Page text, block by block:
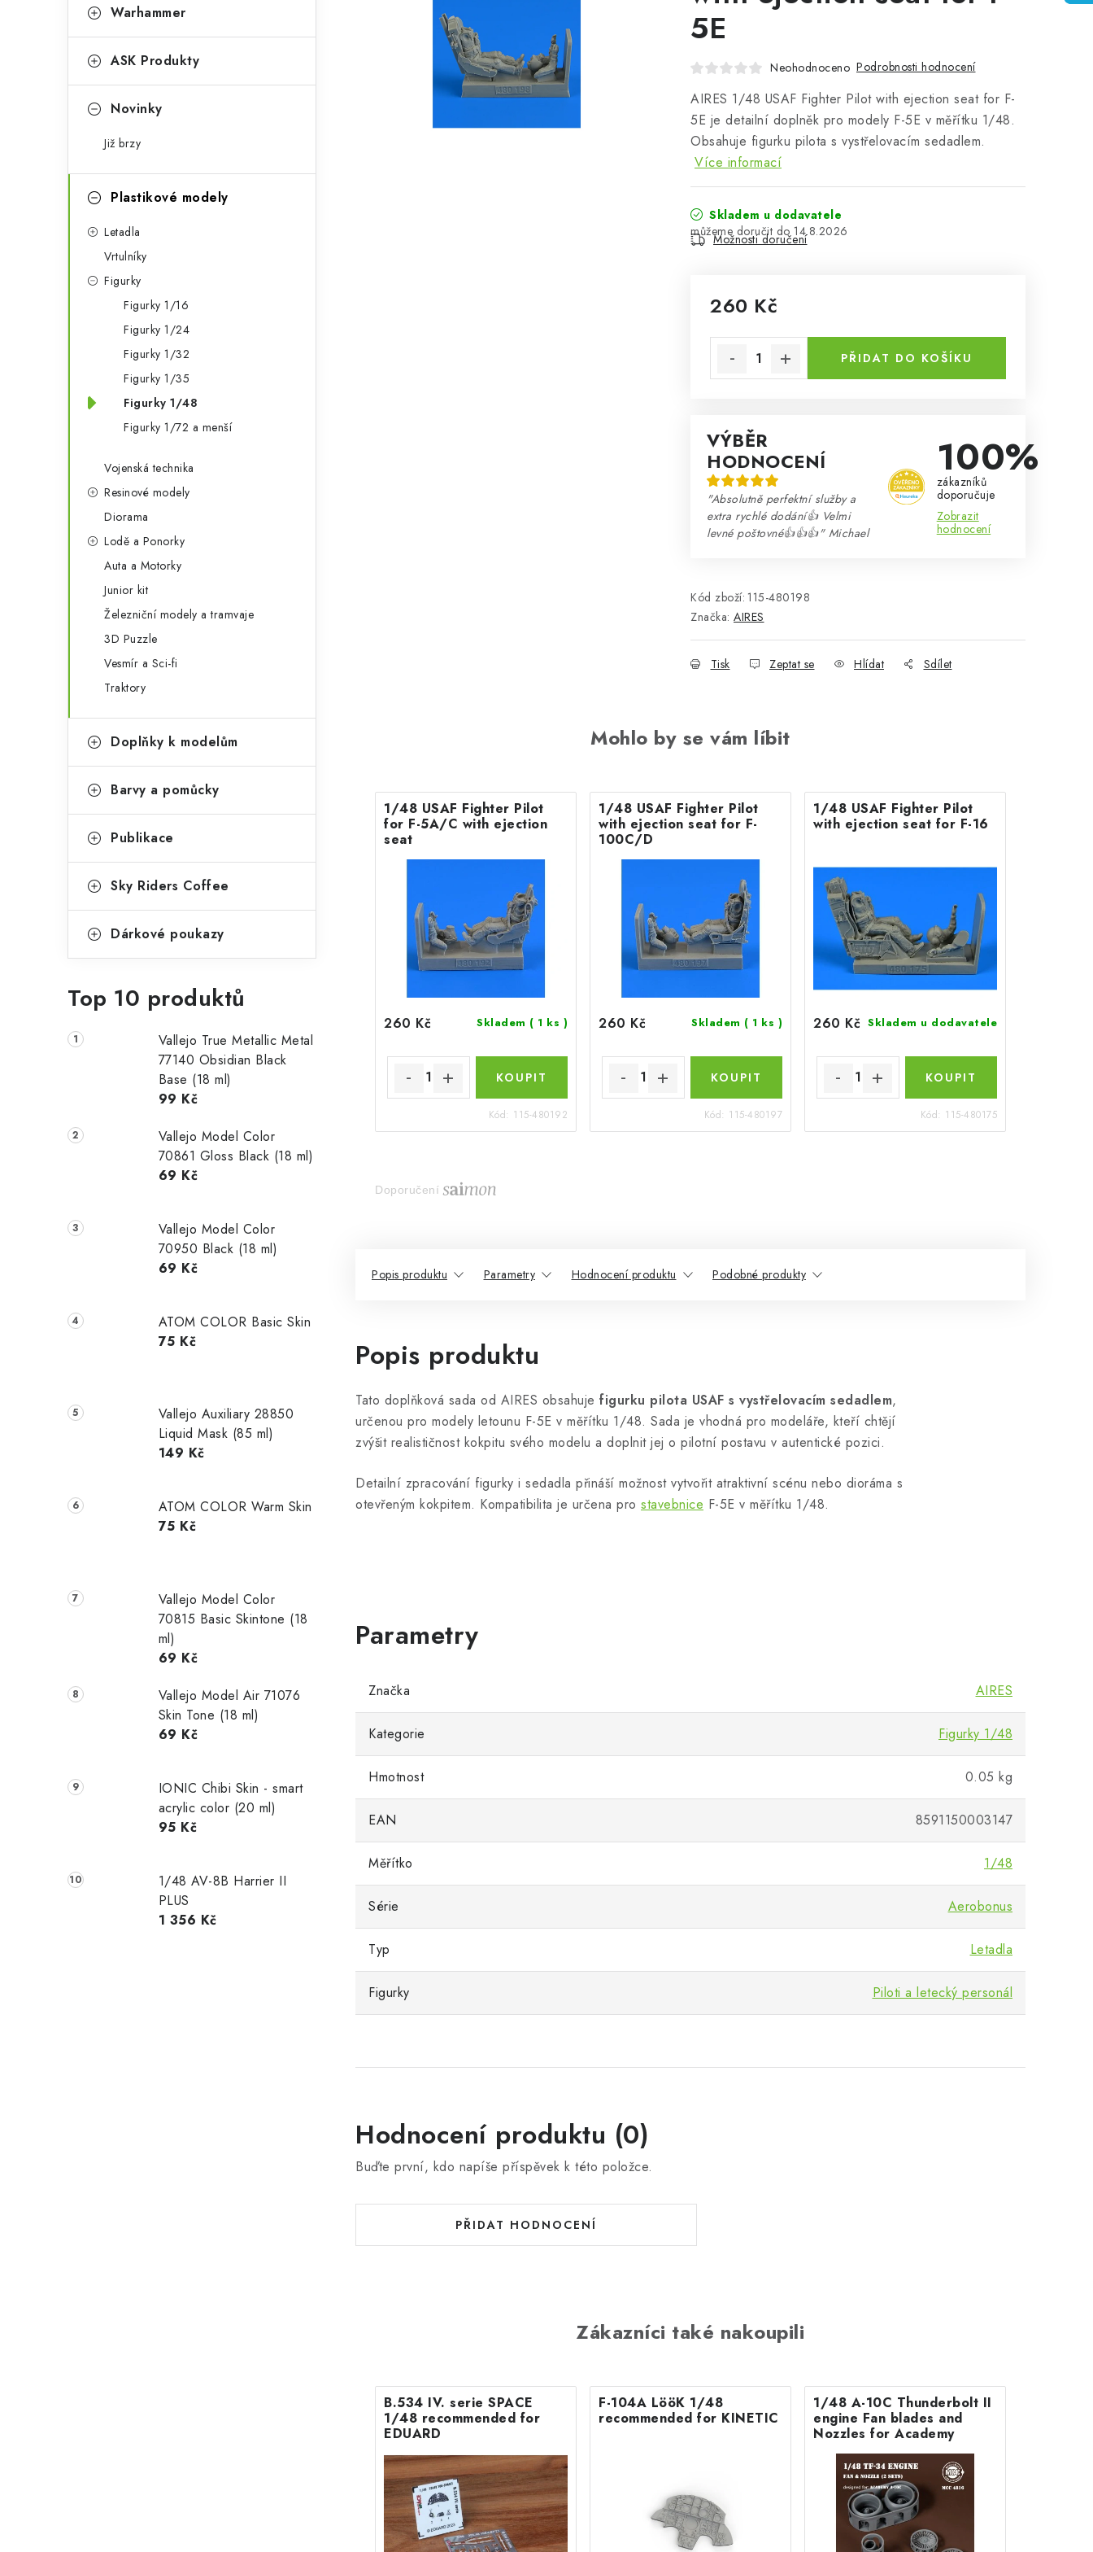
t
r
n
e
o
e
Warhammer
ASK Produkty
Novinky
Již brzy
Plastikové modely
Letadla
Vrtulníky
Figurky
Figurky 1/16
Figurky 1/24
Figurky 1/32
Figurky 1/35
Figurky 1/48
Figurky 1/72 a menší
Vojenská technika
Resinové modely
Diorama
Lodě a Ponorky
Auta a Motorky
Junior kit
Železniční modely a tramvaje
3D Puzzle
Vesmír a Sci-fi
Traktory
Doplňky k modelům
Barvy a pomůcky
Publikace
Sky Riders Coffee
Dárkové poukazy
Top 10 produktů
Vallejo True Metallic Metal
77140 Obsidian Black
Base (18 ml)
99 Kč
Vallejo Model Color
70861 Gloss Black (18 ml)
69 Kč
Vallejo Model Color
70950 Black (18 ml)
69 Kč
ATOM COLOR Basic Skin
75 Kč
Vallejo Auxiliary 28850
Liquid Mask (85 ml)
149 Kč
ATOM COLOR Warm Skin
75 Kč
Vallejo Model Color
70815 Basic Skintone (18
ml)
69 Kč
Vallejo Model Air 71076
Skin Tone (18 ml)
69 Kč
IONIC Chibi Skin - smart
acrylic color (20 ml)
95 Kč
1/48 AV-8B Harrier II
PLUS
1 356 Kč
5E
Neohodnoceno Podrobnosti hodnocení
AIRES 1/48 USAF Fighter Pilot with ejection seat for F-
5E je detailní doplněk pro modely F-5E v měřítku 1/48.
Obsahuje figurku pilota s vystřelovacím sedadlem.
Více informací
Skladem u dodavatele
14.8.2026
Možnosti doručení
260 Kč
PŘIDAT DO KOŠÍKU
VÝBĚR
HODNOCENÍ
"Absolutně perfektní služby a
extra rychlé dodání👍 Velmi
levné poštovné👍👍👍" Michael
100%
zákazníků
doporučuje
Zobrazit
hodnocení
Kód zboží: 115-480198
Značka: AIRES
Tisk Zeptat se Hlídat Sdílet
Mohlo by se vám líbit
1/48 USAF Fighter Pilot
for F-5A/C with ejection
seat
260 Kč Skladem ( 1 ks )
Kód: 115-480192
1/48 USAF Fighter Pilot
with ejection seat for F-
100C/D
260 Kč Skladem ( 1 ks )
Kód: 115-480197
1/48 USAF Fighter Pilot
with ejection seat for F-16
260 Kč Skladem u dodavatele
Kód: 115-480175
Doporučení
Popis produktu Parametry Hodnocení produktu Podobné produkty
Popis produktu
Tato doplňková sada od AIRES obsahuje figurku pilota USAF s vystřelovacím sedadlem,
určenou pro modely letounu F-5E v měřítku 1/48. Sada je vhodná pro modeláře, kteří chtějí
zvýšit realističnost kokpitu svého modelu a doplnit jej o pilotní postavu v autentické pozici.
Detailní zpracování figurky i sedadla přináší možnost vytvořit atraktivní scénu nebo dioráma s
otevřeným kokpitem. Kompatibilita je určena pro stavebnice F-5E v měřítku 1/48.
Značka AIRES
Kategorie Figurky 1/48
Hmotnost 0.05 kg
EAN 8591150003147
Měřítko 1/48
Série Aerobonus
Typ Letadla
Figurky Piloti a letecký personál
Hodnocení produktu (0)
Buďte první, kdo napíše příspěvek k této položce.
PŘIDAT HODNOCENÍ
Zákazníci také nakoupili
B.534 IV. serie SPACE
1/48 recommended for
EDUARD
F-104A LööK 1/48
recommended for KINETIC
1/48 A-10C Thunderbolt II
engine Fan blades and
Nozzles for Academy